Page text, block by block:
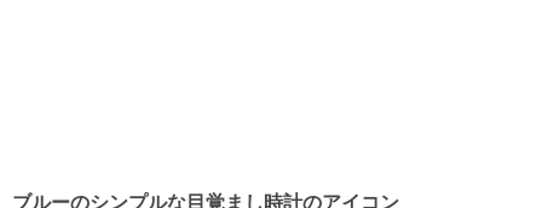
ブルーのシンプルな目覚まし時計のアイコン